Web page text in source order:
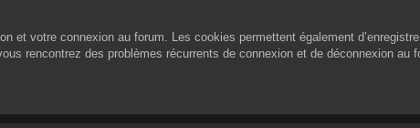
et votre connexion au forum. Les cookies permettent également
rencontrez des problèmes récurrents de connexion et de déconnexion au